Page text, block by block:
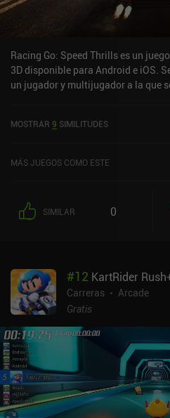
Racing Go: Speed Thrills es un
3D disponible para Android e iOS.
un jugador y multijugador a la que
Google Play y de 4,1 sobre 5,0 en la
MOSTRAR 9 SIMILITUDES
MÁS JUEGOS COMO ESTE
SIMILAR 0
#12 KartRider
Carreras
Arcade
Gratis